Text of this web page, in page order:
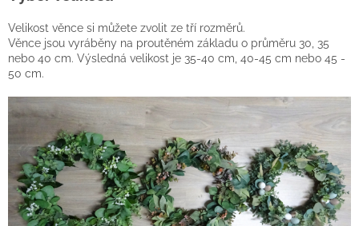
Velikost věnce si můžete zvolit ze tří rozměrů.
Věnce jsou vyráběny na proutěném základu o průměru 30, 35
nebo 40 cm. Výsledná velikost je 35-40 cm, 40-45 cm nebo 45 -
50 cm.